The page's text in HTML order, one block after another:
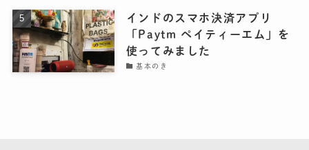
インドのスマホ決済アプリ
「Paytm ペイティーエム」を
使ってみました
基本のき